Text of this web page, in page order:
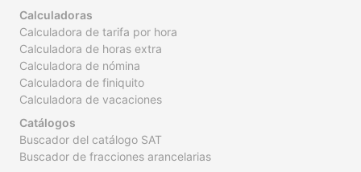
Calculadoras
Calculadora de tarifa por hora
Calculadora de horas extra
Calculadora de nómina
Calculadora de finiquito
Calculadora de vacaciones
Catálogos
Buscador del catálogo SAT
Buscador de fracciones arancelarias